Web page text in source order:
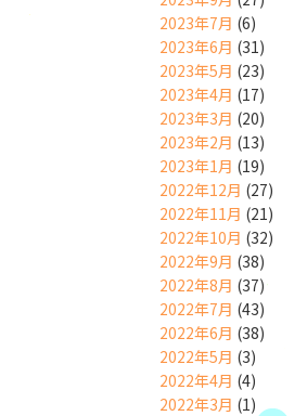
2023年7月 (6)
2023年6月 (31)
2023年5月 (23)
2023年4月 (17)
2023年3月 (20)
2023年2月 (13)
2023年1月 (19)
2022年12月 (27)
2022年11月 (21)
2022年10月 (32)
2022年9月 (38)
2022年8月 (37)
2022年7月 (43)
2022年6月 (38)
2022年5月 (3)
2022年4月 (4)
2022年3月 (1)